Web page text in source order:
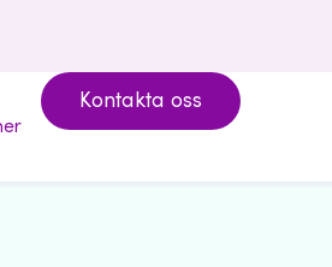
Kontakta oss